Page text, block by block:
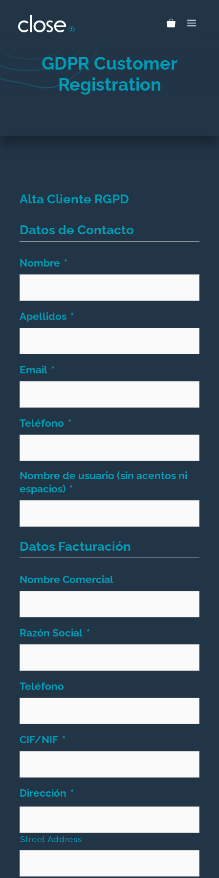
GDPR Customer
Registration
Alta Cliente RGPD
Datos de Contacto
Nombre *
Apellidos *
Email *
Teléfono *
Nombre de usuario (sin acentos ni
espacios) *
Datos Facturación
Nombre Comercial
Razón Social *
Teléfono
CIF/NIF *
Dirección *
Street Address